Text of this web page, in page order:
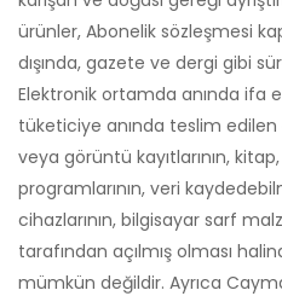
ürünler, Abonelik sözleşmesi
dışında, gazete ve dergi gibi
Elektronik ortamda anında ifa
tüketiciye anında teslim
veya görüntü kayıtlarının,
programlarının, veri
cihazlarının, bilgisayar sarf
tarafından açılmış olması
mümkün değildir. Ayrıca